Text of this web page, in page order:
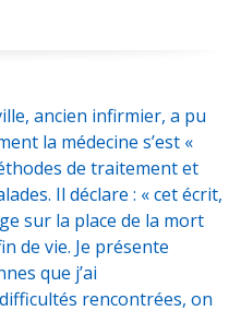
ancien infirmier, a pu
la médecine s’est «
de traitement et
Il déclare : « cet écrit,
sur la place de la mort
de vie. Je présente
que j’ai
rencontrées, on